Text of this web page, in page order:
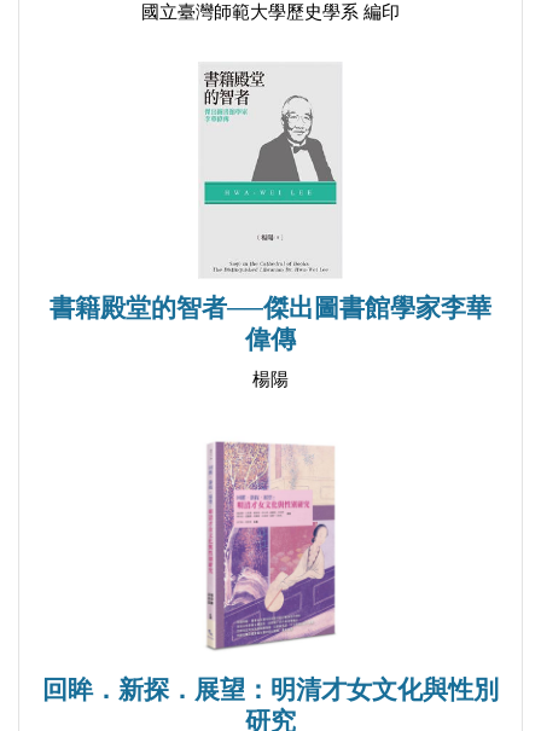
▍第三章 尊聞復興：申報館文藝期刊與同治中興的
第一節 博搜廣採的域外奇觀
一、從國際政治到海外奇談的新聞選摘
二、《昕夕閒談》與《江戶繁昌記》的異國風情
第二節 節烈忠義者的紀念表彰
一、正義伸張：請旌者的輿論監督
三、芳名流播：刊物上的題詠悼念
▍第四章 新聞變奏：申報館旗下報刊的多元視域與
第一節 故事登刊：松江章家筆記與滬上人文尋根
國立臺灣師範大學歷史學系 編印
書籍殿堂的智者──傑出圖書館學家李華
偉傳
楊陽
回眸．新探．展望：明清才女文化與性別
研究